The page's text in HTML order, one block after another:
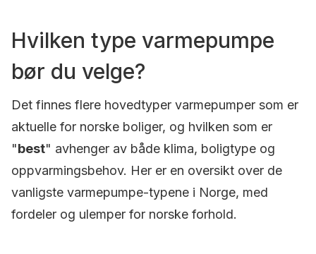
Hvilken type varmepumpe
bør du velge?
Det finnes flere hovedtyper varmepumper som er
aktuelle for norske boliger, og hvilken som er
"best" avhenger av både klima, boligtype og
oppvarmingsbehov. Her er en oversikt over de
vanligste varmepumpe-typene i Norge, med
fordeler og ulemper for norske forhold.